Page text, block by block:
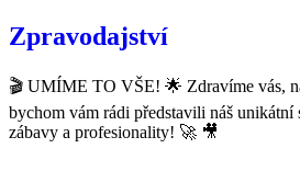
Zpravodajství
🎬 UMÍME TO VŠE! 🌟 Zdravíme vás,
bychom vám rádi představili náš unikátní
zábavy a profesionality! 🚀 🎥